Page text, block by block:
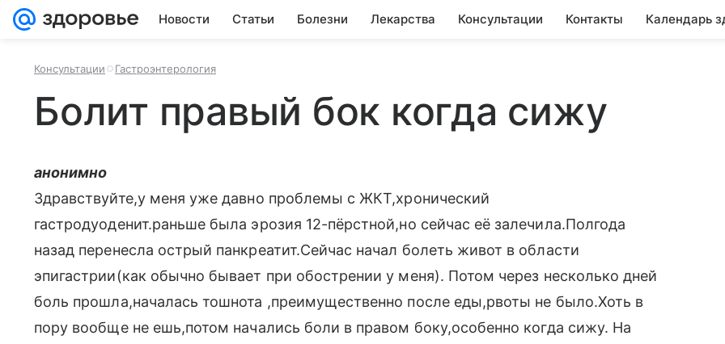
Новости Статьи Болезни Лекарства Консультации Контакты Календарь
Консультации Гастроэнтерология
Болит правый бок когда сижу
анонимно
Здравствуйте,у меня уже давно проблемы с ЖКТ,хронический
гастродуоденит.раньше была эрозия 12-пёрстной,но сейчас её залечила.Полгода
назад перенесла острый панкреатит.Сейчас начал болеть живот в области
эпигастрии(как обычно бывает при обострении у меня). Потом через несколько дней
боль прошла,началась тошнота ,преимущественно после еды,рвоты не было.Хоть в
пору вообще не ешь,потом начались боли в правом боку,особенно когда сижу. На